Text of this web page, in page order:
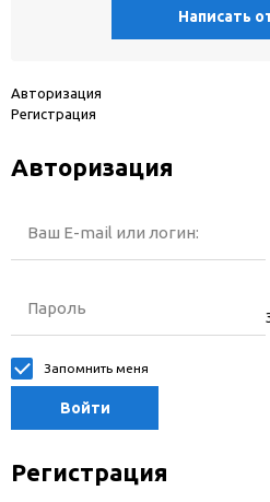
Написать
Авторизация
Регистрация
Авторизация
Ваш E-mail или логин:
Пароль
Запомнить меня
Войти
Регистрация